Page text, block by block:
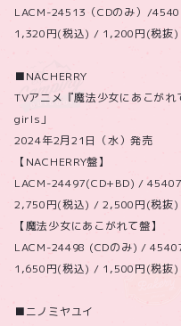
LACM-24513（CDのみ）/
1,320円(税込) / 1,200円(税抜)
■NACHERRY
TVアニメ『魔法少女にあこが
girls」
2024年2月21日（水）発売
【NACHERRY盤】
LACM-24497(CD+BD) /
2,750円(税込) / 2,500円(税抜)
【魔法少女にあこがれて盤】
LACM-24498 (CDのみ) /
1,650円(税込) / 1,500円(税抜)
■ニノミヤユイ